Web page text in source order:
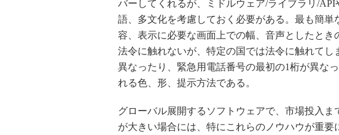
バーしてくれるが、ミドルウェア/ライブラリ/
語、多文化を考慮しておく必要がある。最も簡
容、表示に必要な画面上での幅、音声としたと
法令に触れないが、特定の国では法令に触れて
異なったり、緊急用電話番号の最初の1桁が異な
れる色、形、提示方法である。
グローバル展開するソフトウェアで、市場投入
が大きい場合には、特にこれらのノウハウが重